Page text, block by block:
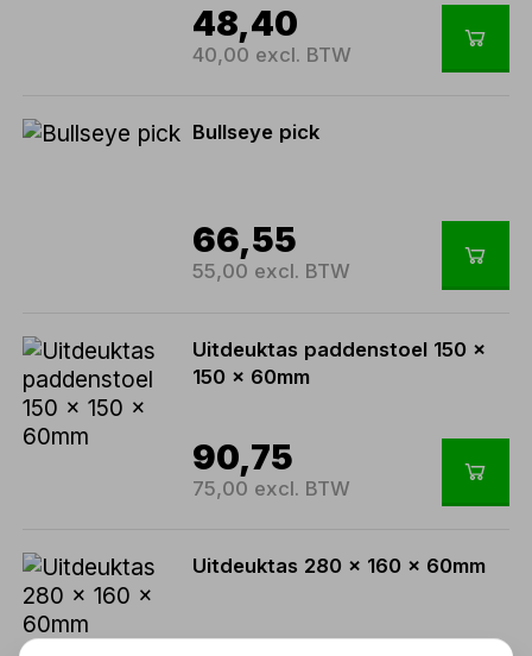
48,40
40,00 excl. BTW
Bullseye pick
66,55
55,00 excl. BTW
Uitdeuktas paddenstoel 150 x
150 x 60mm
90,75
75,00 excl. BTW
Uitdeuktas 280 x 160 x 60mm